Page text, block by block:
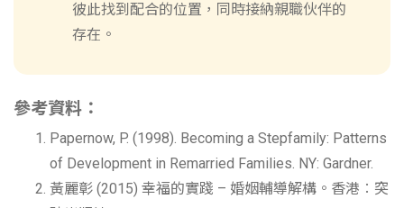
彼此找到配合的位置，同時接納親職伙伴的
存在。
參考資料：
Papernow, P. (1998). Becoming a Stepfamily: Patterns
of Development in Remarried Families. NY: Gardner.
黃麗彰 (2015) 幸福的實踐 – 婚姻輔導解構。香港︰突